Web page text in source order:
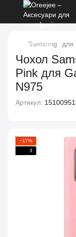
Samsung для
Чохол
Pink для
N975
Артикул:
−17%
3